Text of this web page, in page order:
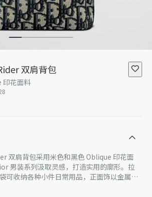
双肩背包
印花面料
双肩背包采用米色和黑色 Oblique 印花面
男装系列汲取灵感，打造实用的廓形。拉
可收纳各种小件日常用品，正面饰以金属 D